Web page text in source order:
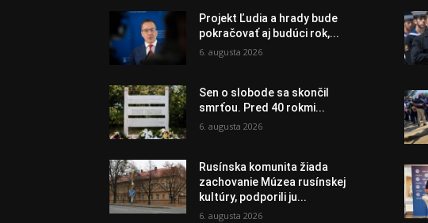
Projekt Ľudia a hrady bude
pokračovať aj budúci rok,...
6. augusta 2026
Sen o slobode sa skončil
smrťou. Pred 40 rokmi...
6. augusta 2026
Rusínska komunita žiada
zachovanie Múzea rusínskej
kultúry, podporili ju...
6. augusta 2026